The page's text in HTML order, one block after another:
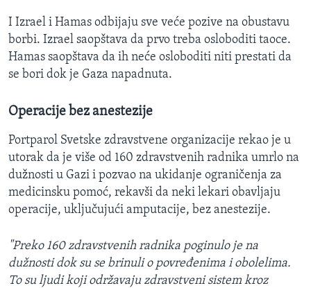
I Izrael i Hamas odbijaju sve veće pozive na obustavu
borbi. Izrael saopštava da prvo treba osloboditi taoce.
Hamas saopštava da ih neće osloboditi niti prestati da
se bori dok je Gaza napadnuta.
Operacije bez anestezije
Portparol Svetske zdravstvene organizacije rekao je u
utorak da je više od 160 zdravstvenih radnika umrlo na
dužnosti u Gazi i pozvao na ukidanje ograničenja za
medicinsku pomoć, rekavši da neki lekari obavljaju
operacije, uključujući amputacije, bez anestezije.
"Preko 160 zdravstvenih radnika poginulo je na
dužnosti dok su se brinuli o povređenima i obolelima.
To su ljudi koji održavaju zdravstveni sistem kroz